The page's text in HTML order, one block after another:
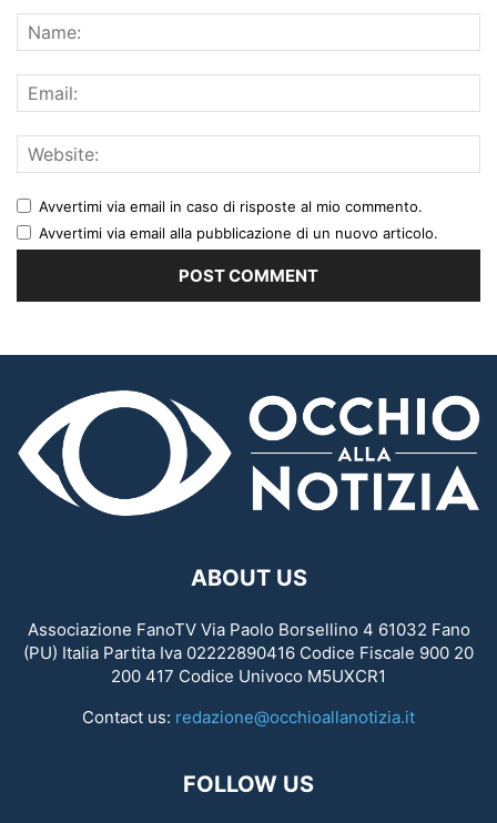
Avvertimi via email in caso di risposte al mio commento.
Avvertimi via email alla pubblicazione di un nuovo articolo.
ABOUT US
Associazione FanoTV Via Paolo Borsellino 4 61032 Fano
(PU) Italia Partita Iva 02222890416 Codice Fiscale 900 20
200 417 Codice Univoco M5UXCR1
Contact us: redazione@occhioallanotizia.it
FOLLOW US